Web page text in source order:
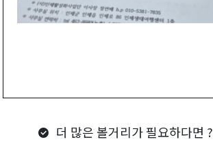
더 많은 볼거리가 필요하다면 ?